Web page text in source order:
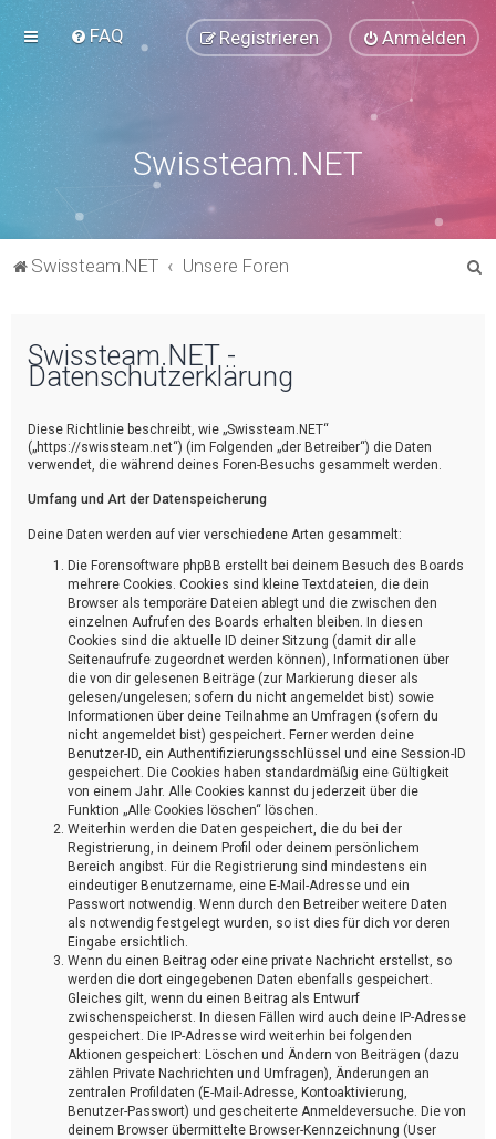
FAQ Anmelden
Registrieren
Swissteam.NET
Swissteam.NET Unsere Foren
Swissteam.NET -
Datenschutzerklärung
Diese Richtlinie beschreibt, wie „Swissteam.NET“
(„https://swissteam.net“) (im Folgenden „der Betreiber“) die Daten
verwendet, die während deines Foren-Besuchs gesammelt werden.
Umfang und Art der Datenspeicherung
Deine Daten werden auf vier verschiedene Arten gesammelt:
Die Forensoftware phpBB erstellt bei deinem Besuch des Boards
mehrere Cookies. Cookies sind kleine Textdateien, die dein
Browser als temporäre Dateien ablegt und die zwischen den
einzelnen Aufrufen des Boards erhalten bleiben. In diesen
Cookies sind die aktuelle ID deiner Sitzung (damit dir alle
Seitenaufrufe zugeordnet werden können), Informationen über
die von dir gelesenen Beiträge (zur Markierung dieser als
gelesen/ungelesen; sofern du nicht angemeldet bist) sowie
Informationen über deine Teilnahme an Umfragen (sofern du
nicht angemeldet bist) gespeichert. Ferner werden deine
Benutzer-ID, ein Authentifizierungsschlüssel und eine Session-ID
gespeichert. Die Cookies haben standardmäßig eine Gültigkeit
von einem Jahr. Alle Cookies kannst du jederzeit über die
Funktion „Alle Cookies löschen“ löschen.
Weiterhin werden die Daten gespeichert, die du bei der
Registrierung, in deinem Profil oder deinem persönlichem
Bereich angibst. Für die Registrierung sind mindestens ein
eindeutiger Benutzername, eine E-Mail-Adresse und ein
Passwort notwendig. Wenn durch den Betreiber weitere Daten
als notwendig festgelegt wurden, so ist dies für dich vor deren
Eingabe ersichtlich.
Wenn du einen Beitrag oder eine private Nachricht erstellst, so
werden die dort eingegebenen Daten ebenfalls gespeichert.
Gleiches gilt, wenn du einen Beitrag als Entwurf
zwischenspeicherst. In diesen Fällen wird auch deine IP-Adresse
gespeichert. Die IP-Adresse wird weiterhin bei folgenden
Aktionen gespeichert: Löschen und Ändern von Beiträgen (dazu
zählen Private Nachrichten und Umfragen), Änderungen an
zentralen Profildaten (E-Mail-Adresse, Kontoaktivierung,
Benutzer-Passwort) und gescheiterte Anmeldeversuche. Die von
deinem Browser übermittelte Browser-Kennzeichnung (User